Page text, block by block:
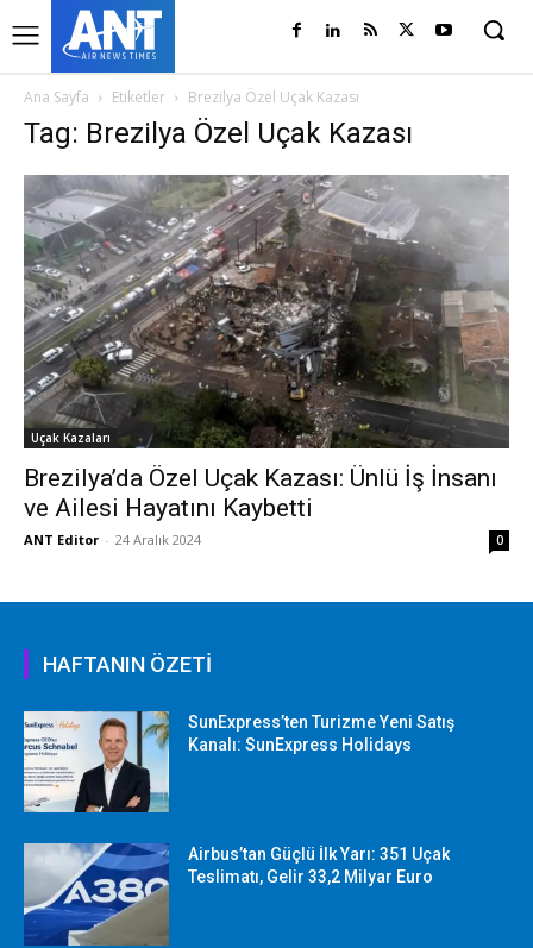
Ana Sayfa Etiketler Brezilya Özel Uçak Kazası
Tag: Brezilya Özel Uçak Kazası
Uçak Kazaları
Brezilya’da Özel Uçak Kazası: Ünlü İş İnsanı
ve Ailesi Hayatını Kaybetti
ANT Editor - 24 Aralık 2024 0
HAFTANIN ÖZETİ
SunExpress’ten Turizme Yeni Satış
Kanalı: SunExpress Holidays
Airbus’tan Güçlü İlk Yarı: 351 Uçak
Teslimatı, Gelir 33,2 Milyar Euro